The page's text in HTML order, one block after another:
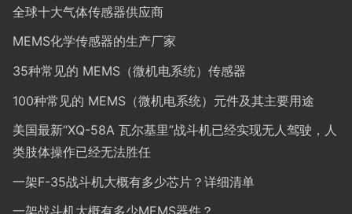
全球十大气体传感器供应商
MEMS化学传感器的生产厂家
35种常见的 MEMS（微机电系统）传感器
100种常见的 MEMS（微机电系统）元件及其主要用途
美国最新“XQ-58A 瓦尔基里”战斗机已经实现无人驾驶，人
类肢体操作已经无法胜任
一架F-35战斗机大概有多少芯片？详细清单